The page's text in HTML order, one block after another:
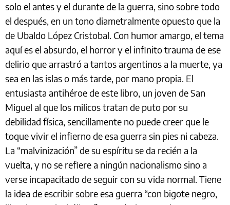
solo el antes y el durante de la guerra, sino sobre todo
el después, en un tono diametralmente opuesto que la
de Ubaldo López Cristobal. Con humor amargo, el tema
aquí es el absurdo, el horror y el infinito trauma de ese
delirio que arrastró a tantos argentinos a la muerte, ya
sea en las islas o más tarde, por mano propia. El
entusiasta antihéroe de este libro, un joven de San
Miguel al que los milicos tratan de puto por su
debilidad física, sencillamente no puede creer que le
toque vivir el infierno de esa guerra sin pies ni cabeza.
La “malvinización” de su espíritu se da recién a la
vuelta, y no se refiere a ningún nacionalismo sino a
verse incapacitado de seguir con su vida normal. Tiene
la idea de escribir sobre esa guerra “con bigote negro,